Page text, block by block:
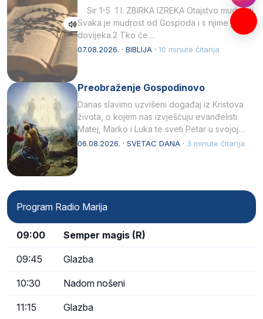
Sir 1-5 1 I. ZBIRKA IZREKA Otajstvo mudrosti
Svaka je mudrost od Gospoda i s njime je
dovijeka.2 Tko će…
07.08.2026. · BIBLIJA · 10 minute čitanja
Preobraženje Gospodinovo
Danas slavimo uzvišeni događaj iz Kristova
života, o kojem nas izvješćuju evanđelisti
Matej, Marko i Luka te sveti Petar u svojoj
drugoj…
06.08.2026. · SVETAC DANA · 3 minute čitanja
Program Radio Marija
09:00 Semper magis (R)
09:45 Glazba
10:30 Nadom nošeni
11:15 Glazba